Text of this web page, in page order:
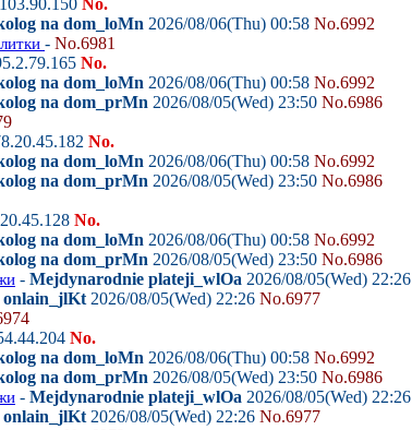
No.
na dom_loMn 2026/08/06(Thu) 00:58 No.6992
- No.6981
No.
na dom_loMn 2026/08/06(Thu) 00:58 No.6992
na dom_prMn 2026/08/05(Wed) 23:50 No.6986
No.
na dom_loMn 2026/08/06(Thu) 00:58 No.6992
na dom_prMn 2026/08/05(Wed) 23:50 No.6986
No.
na dom_loMn 2026/08/06(Thu) 00:58 No.6992
na dom_prMn 2026/08/05(Wed) 23:50 No.6986
- Mejdynarodnie plateji_wlOa 2026/08/05(Wed) 22:26
onlain_jlKt 2026/08/05(Wed) 22:26 No.6977
No.
na dom_loMn 2026/08/06(Thu) 00:58 No.6992
na dom_prMn 2026/08/05(Wed) 23:50 No.6986
- Mejdynarodnie plateji_wlOa 2026/08/05(Wed) 22:26
onlain_jlKt 2026/08/05(Wed) 22:26 No.6977